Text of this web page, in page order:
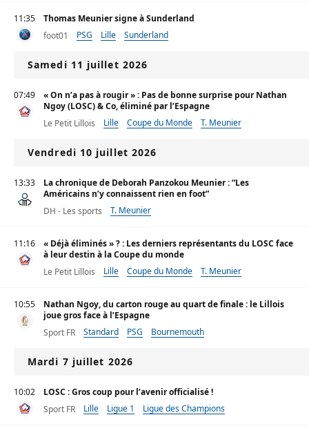
11:35
Thomas Meunier signe à Sunderland
foot01
PSG Lille Sunderland
Samedi 11 juillet 2026
07:49
« On n’a pas à rougir » : Pas de bonne surprise pour Nathan
Ngoy (LOSC) & Co, éliminé par l’Espagne
Le Petit Lillois
Lille Coupe du Monde T. Meunier
Vendredi 10 juillet 2026
13:33
La chronique de Deborah Panzokou Meunier : “Les
Américains n’y connaissent rien en foot”
DH - Les sports
T. Meunier
11:16
« Déjà éliminés » ? : Les derniers représentants du LOSC face
à leur destin à la Coupe du monde
Le Petit Lillois
Lille Coupe du Monde T. Meunier
10:55
Nathan Ngoy, du carton rouge au quart de finale : le Lillois
joue gros face à l’Espagne
Sport FR
Standard PSG Bournemouth
Mardi 7 juillet 2026
10:02
LOSC : Gros coup pour l’avenir officialisé !
Sport FR
Lille Ligue 1 Ligue des Champions